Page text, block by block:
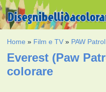
Home » Film e TV » PAW Patrol
Everest (Paw
colorare